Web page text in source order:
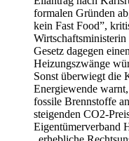
formalen Gründen
kein Fast Food”,
Gesetz dagegen
Heizungszwänge
Sonst überwiegt die
Energiewende
fossile Brennstoffe
steigenden CO2-
Eigentümerverband